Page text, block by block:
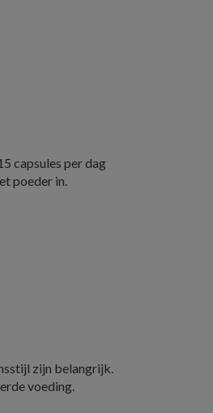
capsules per dag
poeder in.
zijn belangrijk.
voeding.